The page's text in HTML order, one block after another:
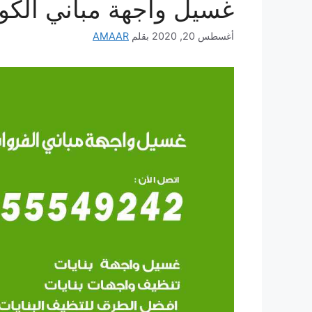
غسيل واجهة مباني
أغسطس 20, 2020 بقلم AMAAR